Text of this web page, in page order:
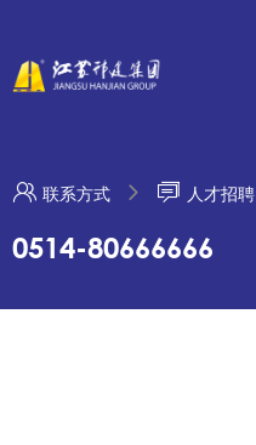
联系方式 人才招聘
0514-80666666